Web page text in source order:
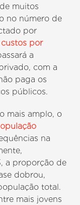
muitos
no número de
por
por
a
com a
paga os
públicos.
mais amplo, o
na
a proporção de
dobrou,
total.
mais jovens